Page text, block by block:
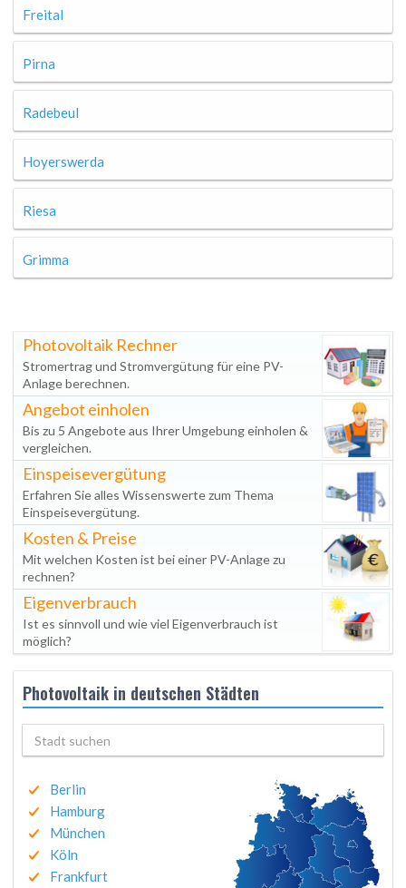
Freital
Pirna
Radebeul
Hoyerswerda
Riesa
Grimma
Photovoltaik Rechner
Stromertrag und Stromvergütung für eine PV-
Anlage berechnen.
Angebot einholen
Bis zu 5 Angebote aus Ihrer Umgebung einholen &
vergleichen.
Einspeisevergütung
Erfahren Sie alles Wissenswerte zum Thema
Einspeisevergütung.
Kosten & Preise
Mit welchen Kosten ist bei einer PV-Anlage zu
rechnen?
Eigenverbrauch
Ist es sinnvoll und wie viel Eigenverbrauch ist
möglich?
Photovoltaik in deutschen Städten
Berlin
Hamburg
München
Köln
Frankfurt